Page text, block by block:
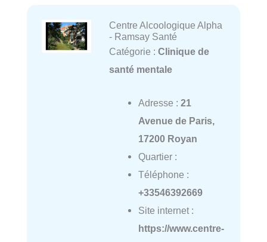
Centre Alcoologique Alpha
- Ramsay Santé
Catégorie : Clinique de
santé mentale
Adresse : 21
Avenue de Paris,
17200 Royan
Quartier :
Téléphone :
+33546392669
Site internet :
https://www.centre-